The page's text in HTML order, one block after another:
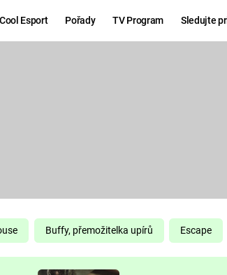
Cool Esport Pořady TV Program Sledujte
DELIVERANCE
Buffy, přemožitelka upírů Escape